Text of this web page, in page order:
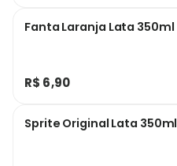
Fanta Laranja Lata 350ml
R$ 6,90
Sprite Original Lata 350ml